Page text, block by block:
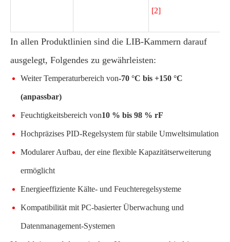
[2]
In allen Produktlinien sind die LIB-Kammern darauf
ausgelegt, Folgendes zu gewährleisten:
Weiter Temperaturbereich von-70 °C bis +150 °C
(anpassbar)
Feuchtigkeitsbereich von10 % bis 98 % rF
Hochpräzises PID-Regelsystem für stabile Umweltsimulation
Modularer Aufbau, der eine flexible Kapazitätserweiterung
ermöglicht
Energieeffiziente Kälte- und Feuchteregelsysteme
Kompatibilität mit PC-basierter Überwachung und
Datenmanagement-Systemen